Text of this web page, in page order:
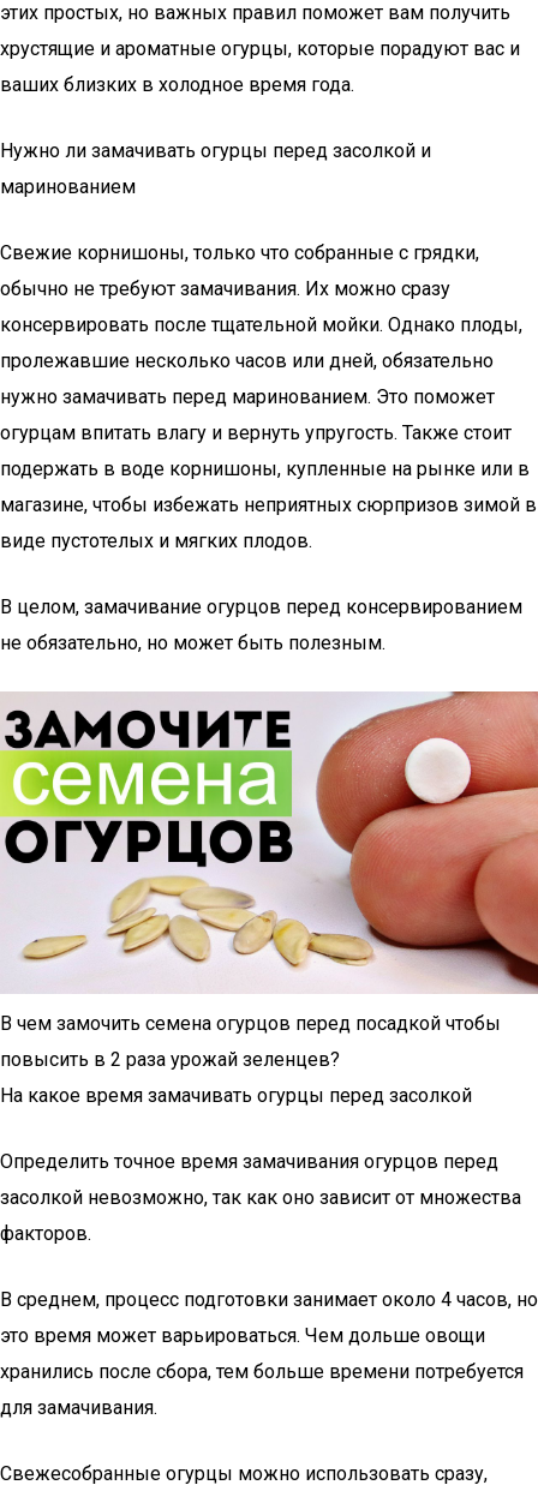
этих простых, но важных правил поможет вам получить
хрустящие и ароматные огурцы, которые порадуют вас и
ваших близких в холодное время года.
Нужно ли замачивать огурцы перед засолкой и
маринованием
Свежие корнишоны, только что собранные с грядки,
обычно не требуют замачивания. Их можно сразу
консервировать после тщательной мойки. Однако плоды,
пролежавшие несколько часов или дней, обязательно
нужно замачивать перед маринованием. Это поможет
огурцам впитать влагу и вернуть упругость. Также стоит
подержать в воде корнишоны, купленные на рынке или в
магазине, чтобы избежать неприятных сюрпризов зимой в
виде пустотелых и мягких плодов.
В целом, замачивание огурцов перед консервированием
не обязательно, но может быть полезным.
В чем замочить семена огурцов перед посадкой чтобы
повысить в 2 раза урожай зеленцев?
На какое время замачивать огурцы перед засолкой
Определить точное время замачивания огурцов перед
засолкой невозможно, так как оно зависит от множества
факторов.
В среднем, процесс подготовки занимает около 4 часов, но
это время может варьироваться. Чем дольше овощи
хранились после сбора, тем больше времени потребуется
для замачивания.
Свежесобранные огурцы можно использовать сразу,